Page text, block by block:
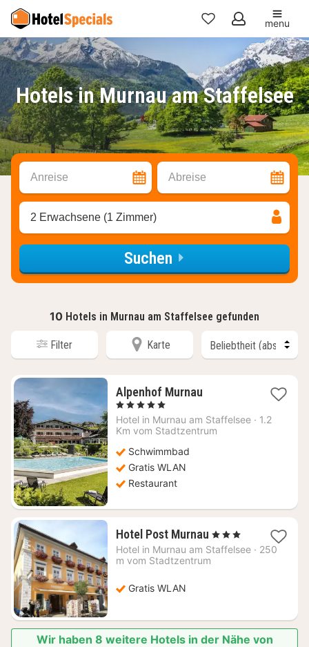
Meine
Favoriten
menu
Hotels in Murnau am Staffelsee
Anreise Abreise
2 Erwachsene (1 Zimmer)
Suchen
10 Hotels in Murnau am Staffelsee gefunden
Filter Karte
Alpenhof Murnau1
ab
256,33
, 5 Sterne
Hotel in Murnau am Staffelsee · 1.2
Km vom Stadtzentrum
Schwimmbad
Gratis WLAN
Restaurant
Hotel Post Murnau 1
Nacht
, 3 Sterne
Hotel in Murnau am Staffelsee · 250
m vom Stadtzentrum
Gratis WLAN
Wir haben 8 weitere Hotels in der Nähe von